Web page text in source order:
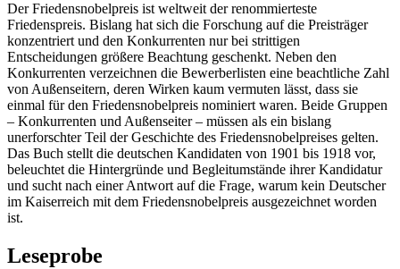
Der Friedensnobelpreis ist weltweit der renommierteste
Friedenspreis. Bislang hat sich die Forschung auf die Preisträger
konzentriert und den Konkurrenten nur bei strittigen
Entscheidungen größere Beachtung geschenkt. Neben den
Konkurrenten verzeichnen die Bewerberlisten eine beachtliche Zahl
von Außenseitern, deren Wirken kaum vermuten lässt, dass sie
einmal für den Friedensnobelpreis nominiert waren. Beide Gruppen
– Konkurrenten und Außenseiter – müssen als ein bislang
unerforschter Teil der Geschichte des Friedensnobelpreises gelten.
Das Buch stellt die deutschen Kandidaten von 1901 bis 1918 vor,
beleuchtet die Hintergründe und Begleitumstände ihrer Kandidatur
und sucht nach einer Antwort auf die Frage, warum kein Deutscher
im Kaiserreich mit dem Friedensnobelpreis ausgezeichnet worden
ist.
Leseprobe